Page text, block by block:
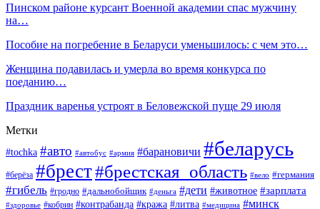
Пинском районе курсант Военной академии спас мужчину
на…
Пособие на погребение в Беларуси уменьшилось: с чем это…
Женщина подавилась и умерла во время конкурса по
поеданию…
Праздник варенья устроят в Беловежской пуще 29 июля
Метки
#tochka #авто #автобус #армия #барановичи #беларусь
#берёза #брест#брестская_область #вело #германия
#гибель #гродно #дальнобойщик #деньга #дети #животное #зарплата
#здоровье #кобрин #контрабанда #кража #литва #медицина #минск